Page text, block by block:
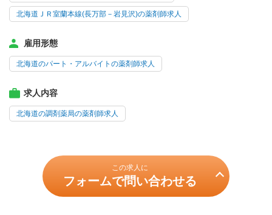
北海道ＪＲ室蘭本線(長万部－岩見沢)の薬剤師求人
雇用形態
北海道のパート・アルバイトの薬剤師求人
求人内容
北海道の調剤薬局の薬剤師求人
この求人に
フォームで問い合わせる